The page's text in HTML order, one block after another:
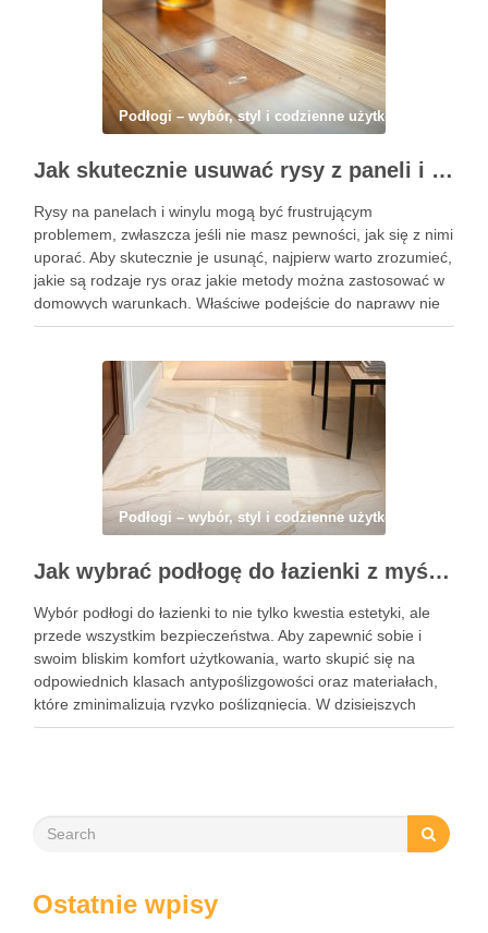
Podłogi – wybór, styl i codzienne użytkowanie
Jak skutecznie usuwać rysy z paneli i winylu domowymi sposobami – praktyczne wskazówki i najczęstsze pułapki
Rysy na panelach i winylu mogą być frustrującym
problemem, zwłaszcza jeśli nie masz pewności, jak się z nimi
uporać. Aby skutecznie je usunąć, najpierw warto zrozumieć,
jakie są rodzaje rys oraz jakie metody można zastosować w
domowych warunkach. Właściwe podejście do naprawy nie
tylko zaoszczędzi czas i pieniądze, ale również …
Podłogi – wybór, styl i codzienne użytkowanie
Jak wybrać podłogę do łazienki z myślą o bezpieczeństwie antypoślizgowym i estetyce wnętrza
Wybór podłogi do łazienki to nie tylko kwestia estetyki, ale
przede wszystkim bezpieczeństwa. Aby zapewnić sobie i
swoim bliskim komfort użytkowania, warto skupić się na
odpowiednich klasach antypoślizgowości oraz materiałach,
które zminimalizują ryzyko poślizgnięcia. W dzisiejszych
czasach dostępne są płytki, które łączą w sobie
Ostatnie wpisy